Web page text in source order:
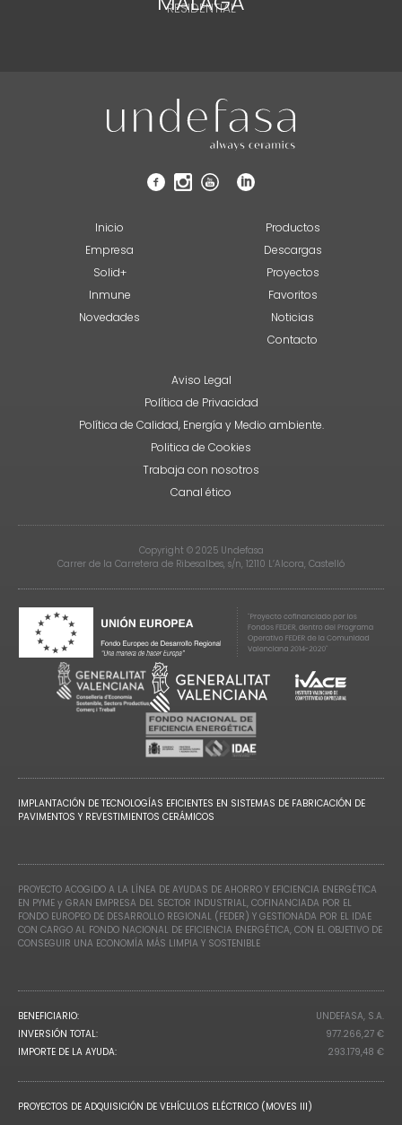
RESIDENTIAL
Inicio
Empresa
Solid+
Inmune
Novedades
Productos
Descargas
Proyectos
Favoritos
Noticias
Contacto
Aviso Legal
Política de Privacidad
Política de Calidad, Energía y Medio ambiente.
Politica de Cookies
Trabaja con nosotros
Canal ético
Copyright © 2025 Undefasa
Carrer de la Carretera de Ribesalbes, s/n, 12110 L’Alcora, Castelló
IMPLANTACIÓN DE TECNOLOGÍAS EFICIENTES EN SISTEMAS DE FABRICACIÓN DE
PAVIMENTOS Y REVESTIMIENTOS CERÁMICOS
PROYECTO ACOGIDO A LA LÍNEA DE AYUDAS DE AHORRO Y EFICIENCIA ENERGÉTICA
EN PYME y GRAN EMPRESA DEL SECTOR INDUSTRIAL, COFINANCIADA POR EL
FONDO EUROPEO DE DESARROLLO REGIONAL (FEDER) Y GESTIONADA POR EL IDAE
CON CARGO AL FONDO NACIONAL DE EFICIENCIA ENERGÉTICA, CON EL OBJETIVO DE
CONSEGUIR UNA ECONOMÍA MÁS LIMPIA Y SOSTENIBLE
BENEFICIARIO:
UNDEFASA, S.A.
INVERSIÓN TOTAL:
977.266,27 €
IMPORTE DE LA AYUDA:
293.179,48 €
PROYECTOS DE ADQUISICIÓN DE VEHÍCULOS ELÉCTRICO (MOVES III)